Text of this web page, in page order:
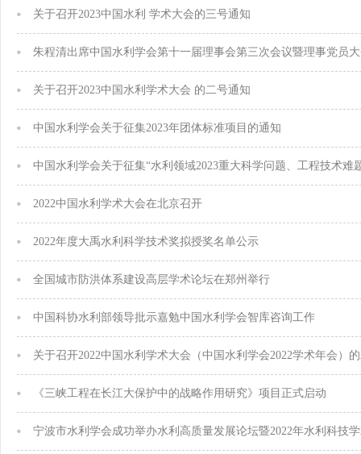
关于召开2023中国水利 学术大会的三号通知
朱程清出席中国水利学会第十一届理事会第三次会议暨理事党员
关于召开2023中国水利学术大会 的二号通知
中国水利学会关于征集2023年团体标准项目的通知
2022中国水利学术大会在北京召开
2022年度大禹水利科学技术奖拟授奖名单公示
全国城市防洪体系建设高层学术论坛在郑州举行
中国科协水利部领导批示嘉勉中国水利学会智库咨询工作
关于召开2022中国水利学术大会（中国水利学会2022学术年会）
《三峡工程在长江大保护中的战略作用研究》项目正式启动
宁波市水利学会成功举办水利高质量发展论坛暨2022年水利科技